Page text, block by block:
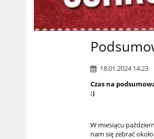
18.01.2024 14:23
Czas na
:)
W miesiącu
nam się zebrać